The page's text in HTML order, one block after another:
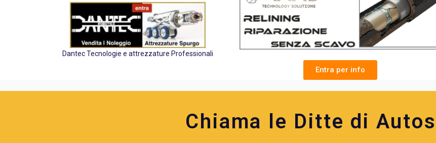
Dantec Tecnologie e attrezzature Professionali
Entra per info
Chiama le Ditte di